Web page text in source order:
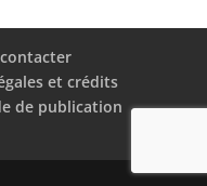
et crédits
de publication